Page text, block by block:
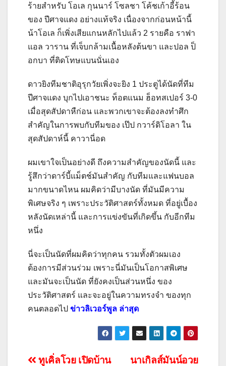
ร้ายสำหรับ โอเล กุนนาร์ โซลชา โค้ชเก้าอี้ร้อน
ของ ปีศาจแดง อย่างแท้จริง เนื่องจากก่อนหน้านี้
น้าโอเล ก็เพิ่งเสียแกนหลักไปแล้ว 2 รายคือ ราฟา
แอล วาราน ที่เจ็บกล้ามเนื้อหลังต้นขา และปอล ป็
อกบา ที่ติดโทษแบนนั่นเอง
ดาวยิงทีมชาติอุรุกวัยเพิ่งจะยิง 1 ประตูได้นัดที่ทีม
ปีศาจแดง บุกไปเอาชนะ ท็อตแนม ฮ็อทสเปอร์ 3-0
เมื่อสุดสัปดาหืก่อน และพวกเขาจะต้องลงทำศึก
สำคัญในการพบกับทีมของ เป๊ป กวาร์ดิโอลา ใน
สุดสัปดาห์นี้ คาวานี่อด
ผมเขาใจเป็นอย่างดี ถึงความสำคัญของนัดนี้ และ
รู้สึกว่าดาร์บี้แม็ตช์มันสำคัญ กับทีมและแฟนบอล
มากขนาดไหน ผมคิดว่ามีบางนัด ที่มันมีความ
พิเศษจริง ๆ เพราะประวัติศาสตร์ทั้งหมด ที่อยู่เบื้อง
หลังนัดเหล่านี้ และการแข่งขันที่เกิดขึ้น กับอีกทีม
หนึ่ง
นี่จะเป็นนัดที่ผมคิดว่าทุกคน รวมทั้งตัวผมเอง
ต้องการมีส่วนร่วม เพราะนี่มันเป็นโอกาสพิเศษ
และมันจะเป็นนัด ที่ยังคงเป็นส่วนหนึ่ง ของ
ประวัติศาสตร์ และจะอยู่ในความทรงจำ ของทุก
คนตลอดไป ข่าวลิเวอร์พูล ล่าสุด
นาเกิลส์มันน์อวย
ทูเคิ่ลโวย เปิดบ้าน